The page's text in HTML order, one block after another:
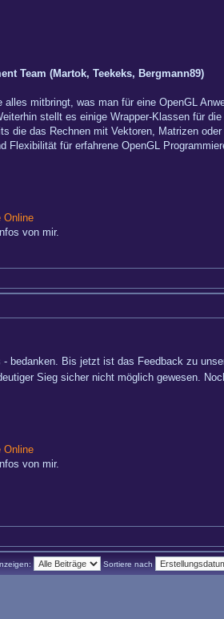
Team (Martok, Teekeks, Bergmann89)
mitbringt, was man für eine OpenGL
stellt es einige Wrapper-Klassen für
die das Rechnen mit Vektoren, Matrizen
Flexibilität für erfahrene OpenGL
Online
von mir.
bedanken. Bis jetzt ist das Feedback zu
Sieg sicher nicht möglich gewesen.
Online
von mir.
Sortiere nach